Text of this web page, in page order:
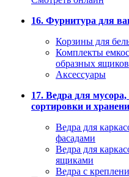
16. Фурнитура для
Корзины для
Комплекты
образных ящиков
Аксессуары
17. Ведра для
сортировки и
Ведра для
фасадами
Ведра для
ящиками
Ведра с